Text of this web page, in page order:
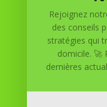
Réussite à Domicile
pour atteindre vos
maison. Nous
vous aider à réussir.
Rejoignez
des conseils
stratégies qui
domicile. 🚀
dernières